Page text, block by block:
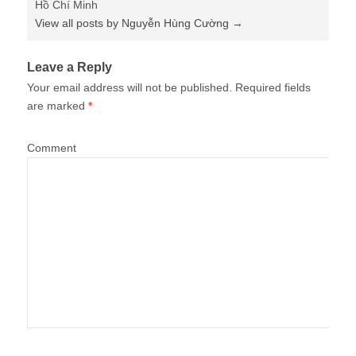
Hồ Chí Minh
View all posts by Nguyễn Hùng Cường →
Leave a Reply
Your email address will not be published.
Required fields
are marked *
Comment